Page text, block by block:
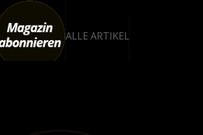
ALLE ARTIKEL